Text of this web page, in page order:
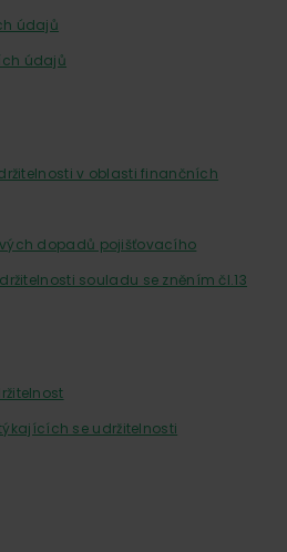
údajů
údajů
v oblasti finančních
dopadů pojišťovacího
souladu se zněním čl.13
se udržitelnosti